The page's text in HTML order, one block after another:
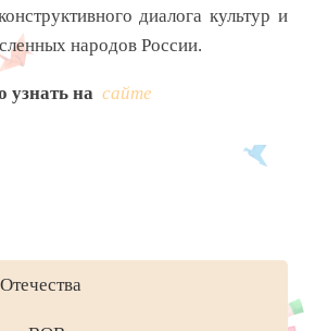
диалога культур и
народов России.
узнать на сайте